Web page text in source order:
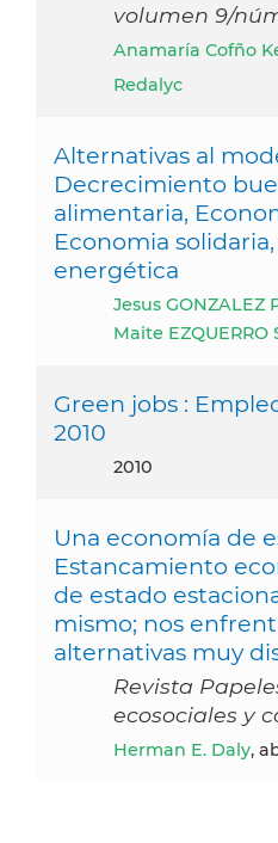
volumen 9/
Anamaría Cofño
Redalyc
Alternativas al
Decrecimiento
alimentaria,
Economia
energética
Jesus GONZALEZ
Maite EZQUERRO
Green jobs :
2010
2010
Una economía de
Estancamiento
de estado
mismo; nos
alternativas muy
Revista
ecosociales y
Herman E. Daly,